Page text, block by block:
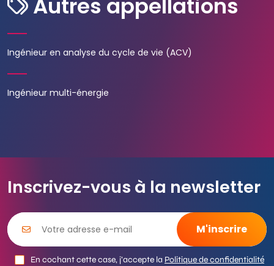
Autres appellations
Ingénieur en analyse du cycle de vie (ACV)
Ingénieur multi-énergie
Inscrivez-vous à la newsletter
En cochant cette case, j’accepte la Politique de confidentialité